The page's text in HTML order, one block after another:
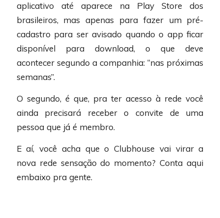
aplicativo até aparece na Play Store dos
brasileiros, mas apenas para fazer um pré-
cadastro para ser avisado quando o app ficar
disponível para download, o que deve
acontecer segundo a companhia: “nas próximas
semanas”.
O segundo, é que, pra ter acesso à rede você
ainda precisará receber o convite de uma
pessoa que já é membro.
E aí, você acha que o Clubhouse vai virar a
nova rede sensação do momento? Conta aqui
embaixo pra gente.